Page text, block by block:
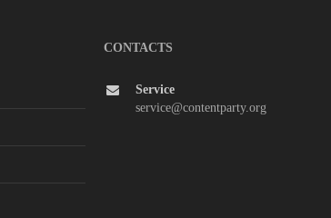
CONTACTS
Service
service@contentparty.org